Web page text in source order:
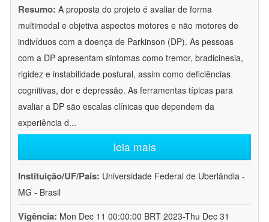
Resumo: A proposta do projeto é avaliar de forma
multimodal e objetiva aspectos motores e não motores de
indivíduos com a doença de Parkinson (DP). As pessoas
com a DP apresentam sintomas como tremor, bradicinesia,
rigidez e instabilidade postural, assim como deficiências
cognitivas, dor e depressão. As ferramentas típicas para
avaliar a DP são escalas clínicas que dependem da
experiência d...
leia mais
Instituição/UF/País: Universidade Federal de Uberlândia -
MG - Brasil
Vigência: Mon Dec 11 00:00:00 BRT 2023-Thu Dec 31